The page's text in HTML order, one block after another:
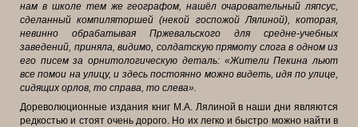
нам в школе тем же географом, нашёл очаровательный ляпсус,
сделанный компиляторшей (некой госпожой Лялиной), которая,
невинно обрабатывая Пржевальского для средне-учебных
заведений, приняла, видимо, солдатскую прямоту слога в одном из
его писем за орнитологическую деталь: «Жители Пекина льют
все помои на улицу, и здесь постоянно можно видеть, идя по улице,
сидящих орлов, то справа, то слева».
Дореволюционные издания книг М.А. Лялиной в наши дни являются
редкостью и стоят очень дорого. Но их легко и быстро можно найти в